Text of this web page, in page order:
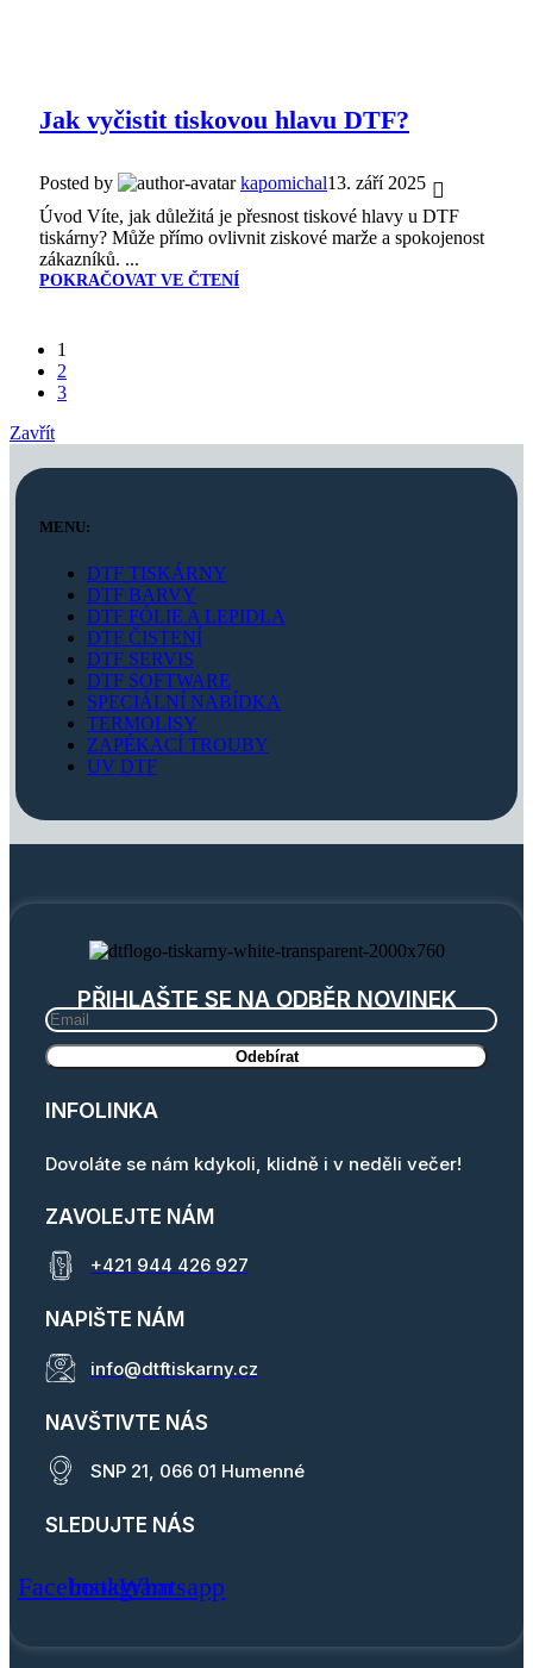
Jak vyčistit tiskovou hlavu DTF?
Posted by kapomichal13. září 2025
Úvod Víte, jak důležitá je přesnost tiskové hlavy u DTF
tiskárny? Může přímo ovlivnit ziskové marže a spokojenost
zákazníků. ...
POKRAČOVAT VE ČTENÍ
1
2
3
Zavřít
MENU:
DTF TISKÁRNY
DTF BARVY
DTF FÓLIE A LEPIDLA
DTF ČISTENÍ
DTF SERVIS
DTF SOFTWARE
SPECIÁLNÍ NABÍDKA
TERMOLISY
ZAPÉKACÍ TROUBY
UV DTF
PŘIHLAŠTE SE NA ODBĚR NOVINEK
INFOLINKA
Dovoláte se nám kdykoli, klidně i v neděli večer!
ZAVOLEJTE NÁM
+421 944 426 927
NAPIŠTE NÁM
info@dtftiskarny.cz
NAVŠTIVTE NÁS
SNP 21, 066 01 Humenné
SLEDUJTE NÁS
FacebookInstagramWhatsapp